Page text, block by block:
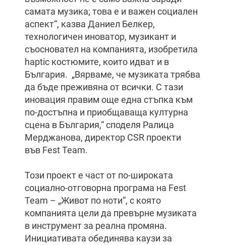
самата музика; това е и важен социален
аспект“, казва Даниел Белкер,
технологичен иноватор, музикант и
съосновател на компанията, изобретила
haptic костюмите, които идват и в
България. „Вярваме, че музиката трябва
да бъде преживяна от всички. С тази
иновация правим още една стъпка към
по-достъпна и приобщаваща културна
сцена в България,“ споделя Ралица
Мерджанова, директор CSR проекти
във Fest Team.
Този проект е част от по-широката
социално-отговорна програма на Fest
Team – „Живот по ноти“, с която
компанията цели да превърне музиката
в инструмент за реална промяна.
Инициативата обединява каузи за